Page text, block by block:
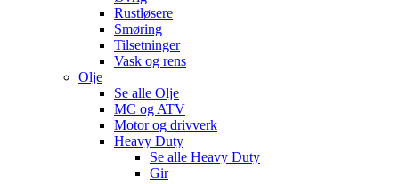
Rustløsere
Smøring
Tilsetninger
Vask og rens
Olje
Se alle Olje
MC og ATV
Motor og drivverk
Heavy Duty
Se alle Heavy Duty
Gir